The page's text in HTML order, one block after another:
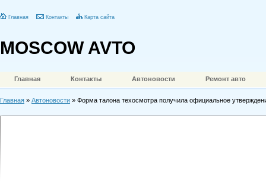
Главная Контакты Карта сайта
MOSCOW AVTO
Главная Контакты Автоновости Ремонт авто
Главная » Автоновости » Форма талона техосмотра получила официальное